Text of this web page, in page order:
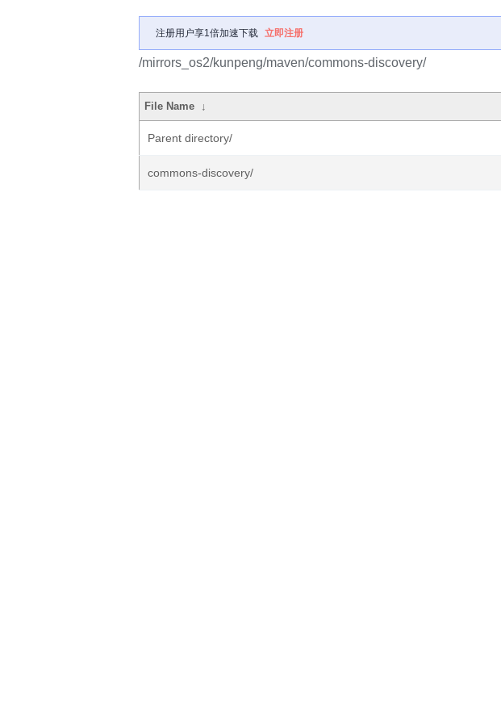
注册用户享1倍加速下载 立即注册
/mirrors_os2/kunpeng/maven/commons-discovery/
File Name ↓
Parent directory/
commons-discovery/